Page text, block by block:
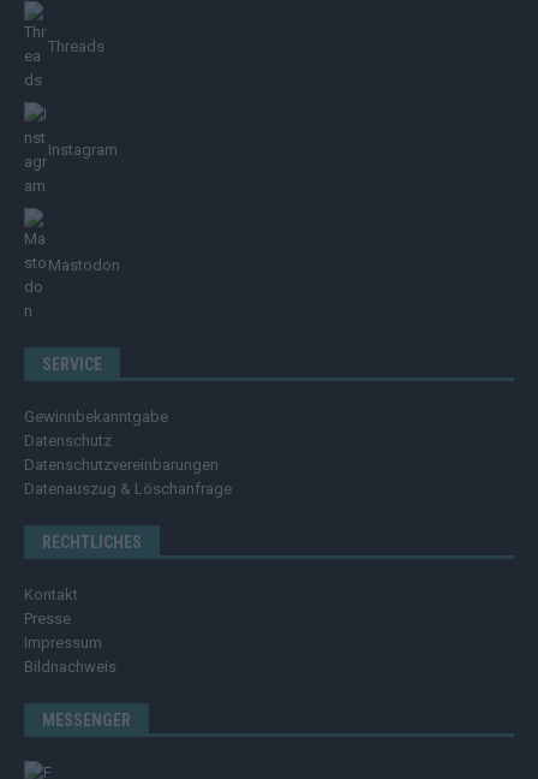
Threads
Instagram
Mastodon
SERVICE
Gewinnbekanntgabe
Datenschutz
Datenschutzvereinbarungen
Datenauszug & Löschanfrage
RECHTLICHES
Kontakt
Presse
Impressum
Bildnachweis
MESSENGER